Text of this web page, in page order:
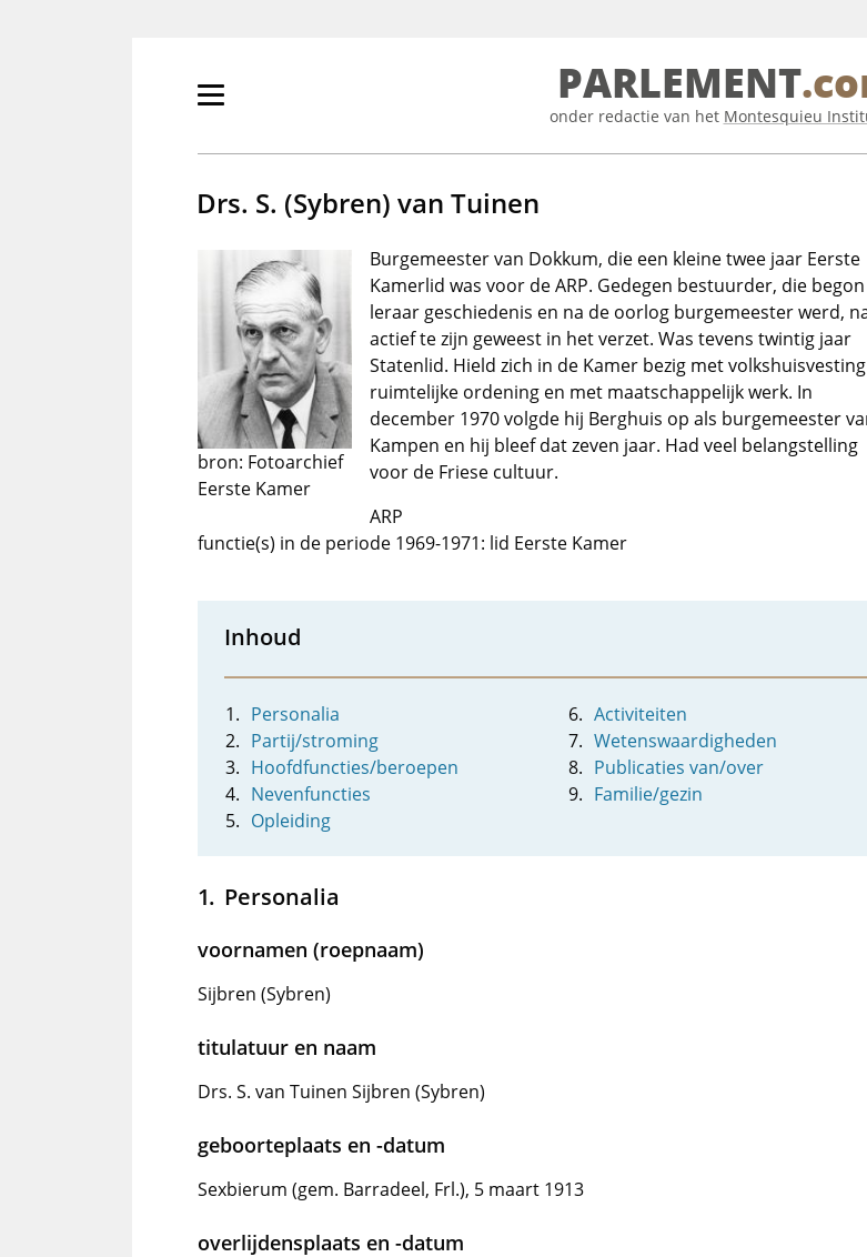
Primair
tonen/verbergen
PARLEMENT
onder redactie van het Montesquieu
Drs. S. (Sybren) van Tuinen
bron: Fotoarchief
Eerste Kamer
Burgemeester van Dokkum, die een kleine twee jaar Eerste
Kamerlid was voor de ARP. Gedegen bestuurder, die
leraar geschiedenis en na de oorlog burgemeester werd,
actief te zijn geweest in het verzet. Was tevens twintig jaar
Statenlid. Hield zich in de Kamer bezig met
ruimtelijke ordening en met maatschappelijk werk. In
december 1970 volgde hij Berghuis op als burgemeester
Kampen en hij bleef dat zeven jaar. Had veel belangstelling
voor de Friese cultuur.
ARP
functie(s) in de periode 1969-1971: lid Eerste Kamer
Inhoud
Personalia
Partij/stroming
Hoofdfuncties/beroepen
Nevenfuncties
Opleiding
Activiteiten
Wetenswaardigheden
Publicaties van/over
Familie/gezin
Personalia
voornamen (roepnaam)
Sijbren (Sybren)
titulatuur en naam
Drs. S. van Tuinen Sijbren (Sybren)
geboorteplaats en -datum
Sexbierum (gem. Barradeel, Frl.), 5 maart 1913
overlijdensplaats en -datum